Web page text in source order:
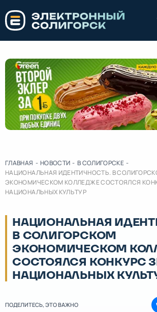
ГЛАВНАЯ - НОВОСТИ - В СОЛИГОРСКЕ -
НАЦИОНАЛЬНАЯ ИДЕНТИЧНОСТЬ. В
ЭКОНОМИЧЕСКОМ КОЛЛЕДЖЕ СОСТОЯЛСЯ
НАЦИОНАЛЬНЫХ КУЛЬТУР
НАЦИОНАЛЬНАЯ
В СОЛИГОРСКОМ
ЭКОНОМИЧЕСКОМ
СОСТОЯЛСЯ КОНКУРС
НАЦИОНАЛЬНЫХ
ПОДЕЛИТЕСЬ, ЭТО ВАЖНО